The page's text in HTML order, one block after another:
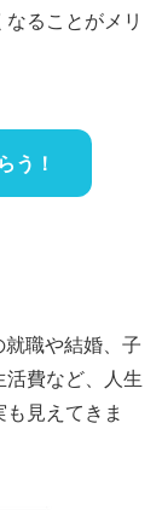
ることがメリ
う！
職や結婚、子
活費など、人生
見えてきま